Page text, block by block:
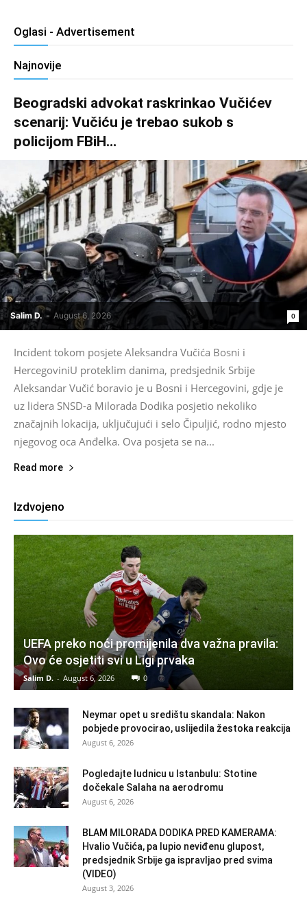
Oglasi - Advertisement
Najnovije
Beogradski advokat raskrinkao Vučićev
scenarij: Vučiću je trebao sukob s
policijom FBiH…
Salim D. - August 6, 2026 0
Incident tokom posjete Aleksandra Vučića Bosni i
HercegoviniU proteklim danima, predsjednik Srbije
Aleksandar Vučić boravio je u Bosni i Hercegovini, gdje je
uz lidera SNSD-a Milorada Dodika posjetio nekoliko
značajnih lokacija, uključujući i selo Čipuljić, rodno mjesto
njegovog oca Anđelka. Ova posjeta se na...
Read more
Izdvojeno
UEFA preko noći promijenila dva važna pravila:
Ovo će osjetiti svi u Ligi prvaka
Salim D. - August 6, 2026 0
Neymar opet u središtu skandala: Nakon
pobjede provocirao, uslijedila žestoka reakcija
August 6, 2026
Pogledajte ludnicu u Istanbulu: Stotine
dočekale Salaha na aerodromu
August 6, 2026
BLAM MILORADA DODIKA PRED KAMERAMA:
Hvalio Vučića, pa lupio neviđenu glupost,
predsjednik Srbije ga ispravljao pred svima
(VIDEO)
August 3, 2026